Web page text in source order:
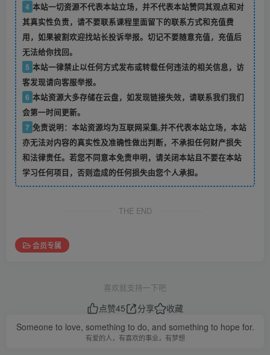
4 本站一切资源不代表本站立场，并不代表本站赞同其观点和对
其真实性负责，请不要联系课程里面留下的联系方式和充值费
用，如果被割欢迎找站长投诉举报。切记不要随意充值，充值后
无法给你找回。
5 本站一律禁止以任何方式发布或转载任何违法的相关信息，访
客发现请向客服举报。
6 本站资源大多存储在云盘，如发现链接失效，请联系我们我们
会第一时间更新。
7 免责说明：本站资源均为互联网采集,并不代表本站立场，本站
亦无法对内容的真实性及准确性做出判断，不承担任何财产损失
和法律责任。若您不同意本免责申明，请关闭本站且不要在本站
学习任何项目，否则造成的任何损失由您个人承担。
THE END
会员专属
喜欢就支持一下吧
点赞45 分享
收藏
Someone to love, something to do, and something to hope for.
有爱的人，有喜欢的事业，有梦想